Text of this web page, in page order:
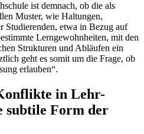
ist demnach, ob die als
Muster, wie Haltungen,
Studierenden, etwa in Bezug auf
Lerngewohnheiten, mit den
Strukturen und Abläufen ein
geht es somit um die Frage, ob
erlauben“.
in Lehr-
subtile Form der